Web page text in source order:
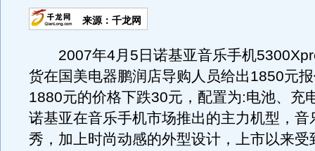
来源：千龙网
2007年4月5日诺基亚音乐手机
货在国美电器鹏润店导购人员给出1850元
1880元的价格下跌30元，配置为:电池、充
诺基亚在音乐手机市场推出的主力机型，音
秀，加上时尚动感的外型设计，上市以来受